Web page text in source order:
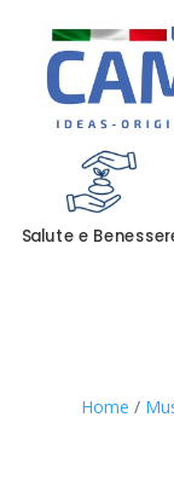
Salute e
Home /